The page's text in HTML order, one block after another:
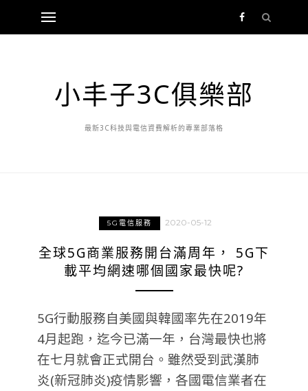
小丰子3C俱樂部
最新3C科技與電信資費解析的專業部落格
5G電信服務 2020-05-12
全球5G商業服務開台滿周年， 5G下
載平均網速哪個國家最快呢?
5G行動服務自美國與韓國率先在2019年
4月起跑，迄今已滿一年，台灣最快也將
在七月就會正式開台。雖然受到武漢肺
炎(新冠肺炎)疫情影響，各國電信業者在